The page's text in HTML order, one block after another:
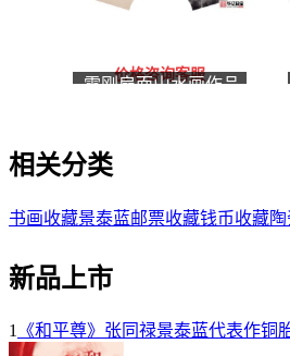
雷刚扇面山水画作品
价格咨询客服
相关分类
书画收藏景泰蓝邮票收藏钱币收藏
新品上市
1 《和平尊》张同禄景泰蓝代表作铜